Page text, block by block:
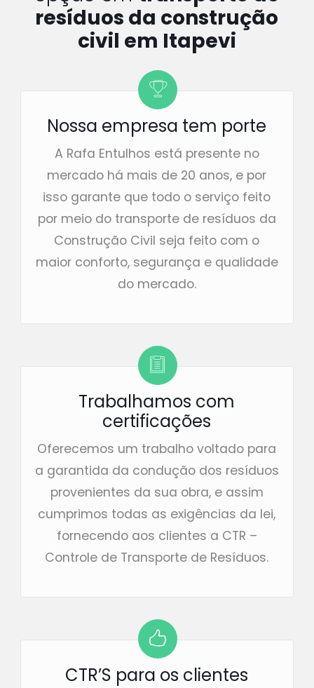
resíduos da construção
civil em Itapevi
Nossa empresa tem porte
A Rafa Entulhos está presente no
mercado há mais de 20 anos, e por
isso garante que todo o serviço feito
por meio do transporte de resíduos da
Construção Civil seja feito com o
maior conforto, segurança e qualidade
do mercado.
Trabalhamos com
certificações
Oferecemos um trabalho voltado para
a garantida da condução dos resíduos
provenientes da sua obra, e assim
cumprimos todas as exigências da lei,
fornecendo aos clientes a CTR –
Controle de Transporte de Resíduos.
CTR’S para os clientes